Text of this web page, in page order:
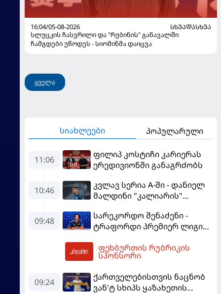
16:04/05-08-2026
ᲡᲮᲕᲐᲓᲐᲡᲮᲕᲐ
სლუცკის ჩასვრილი და "რუბინის" განავალში
ჩამგდები უწოდეს - სიომინმა დაიცვა
ყველა
სიახლეები პოპულარული
11:06
ფილიპ კოსტიჩი კარიერას
ერედივიონში განაგრძობს
10:46
კვლავ სერია A-ში - დანიელ
მალდინი "კალიარის"
09:48
სარეკორდო შენაძენი -
ტრაფორდი პრემიერ ლიგის
ფეხბურთის რუბრიკის
სპონსორი
09:24
ქართველებისთვის ნაცნობ
ვან'ტ სხიპს ყაზახეთის